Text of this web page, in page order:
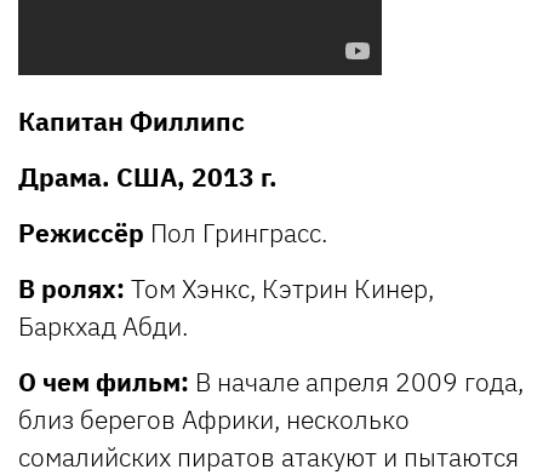
Капитан Филлипс
Драма. США, 2013 г.
Режиссёр Пол Гринграсс.
В ролях: Том Хэнкс, Кэтрин Кинер,
Баркхад Абди.
О чем фильм: В начале апреля 2009 года,
близ берегов Африки, несколько
сомалийских пиратов атакуют и пытаются